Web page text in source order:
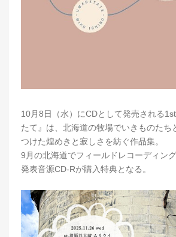
10月8日（水）にCDとして発売される
たて』は、北海道の牧場でいきものたち
つけた煌めきと寂しさを紡ぐ作品集。
9月の北海道でフィールドレコーディン
発表音源CD-Rが購入特典となる。